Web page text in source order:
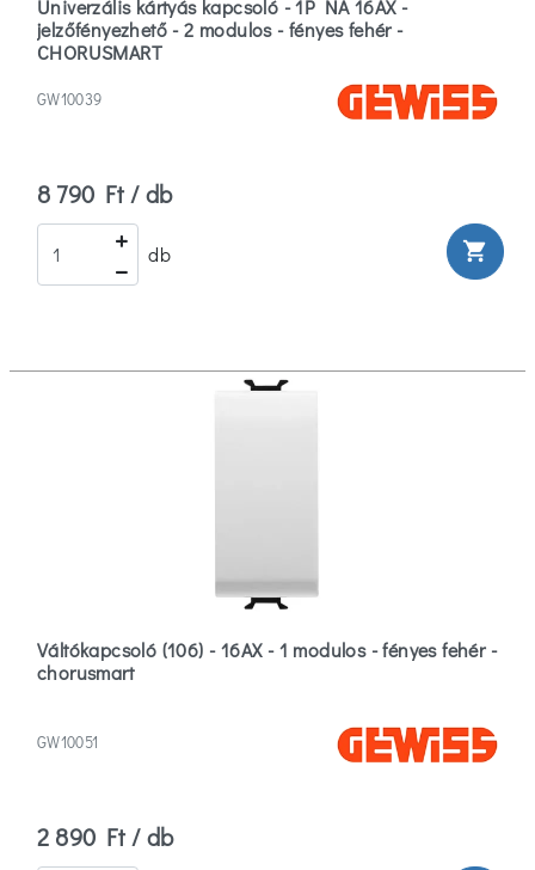
Univerzális kártyás kapcsoló - 1P NA 16AX -
jelzőfényezhető - 2 modulos - fényes fehér -
CHORUSMART
GW10039
8 790 Ft / db
db shopping_cart
Váltókapcsoló (106) - 16AX - 1 modulos - fényes fehér -
chorusmart
GW10051
2 890 Ft / db